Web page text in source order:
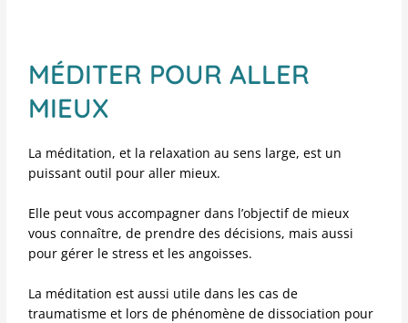
MÉDITER POUR ALLER
MIEUX
La méditation, et la relaxation au sens large, est un
puissant outil pour aller mieux.
Elle peut vous accompagner dans l’objectif de mieux
vous connaître, de prendre des décisions, mais aussi
pour gérer le stress et les angoisses.
La méditation est aussi utile dans les cas de
traumatisme et lors de phénomène de dissociation pour